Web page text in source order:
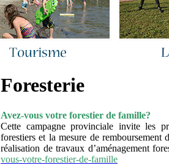
Foresterie
Avez-vous votre forestier de famille?
Cette campagne provinciale invite les
forestiers et la mesure de
réalisation de travaux d’aménagement
vous-votre-forestier-de-famille